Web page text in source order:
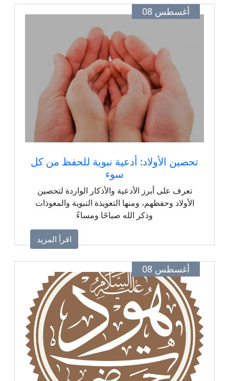
أغسطس 08
تحصين الأولاد: أدعية نبوية للحفظ من كل
سوء
تعرف على أبرز الأدعية والأذكار الواردة لتحصين
الأولاد وحفظهم، ومنها التعويذة النبوية والمعوذات
وذكر الله صباحًا ومساءً
اقرأ المزيد
أغسطس 08